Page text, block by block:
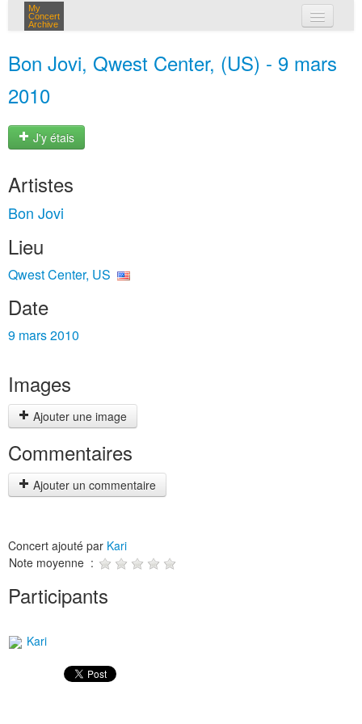
My
Concert
Archive
Bon Jovi, Qwest Center, (US) - 9 mars
2010
J'y étais
Artistes
Bon Jovi
Lieu
Qwest Center, US
Date
9 mars 2010
Images
Ajouter une image
Commentaires
Ajouter un commentaire
Concert ajouté par Kari
Note moyenne :
Participants
Kari